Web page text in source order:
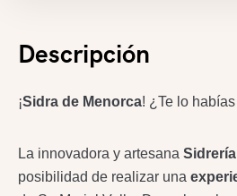
Descripción
¡Sidra de Menorca! ¿Te lo
La innovadora y artesana
posibilidad de realizar una